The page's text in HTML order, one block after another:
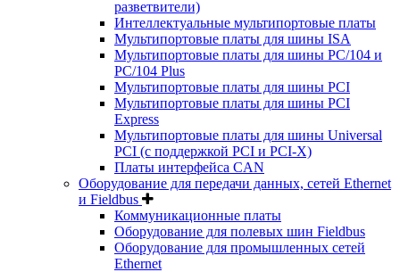
разветвители)
Интеллектуальные мультипортовые платы
Мультипортовые платы для шины ISA
Мультипортовые платы для шины PC/104 и
PC/104 Plus
Мультипортовые платы для шины PCI
Мультипортовые платы для шины PCI
Express
Мультипортовые платы для шины Universal
PCI (с поддержкой PCI и PCI-X)
Платы интерфейса CAN
Оборудование для передачи данных, сетей Ethernet
и Fieldbus
Коммуникационные платы
Оборудование для полевых шин Fieldbus
Оборудование для промышленных сетей
Ethernet